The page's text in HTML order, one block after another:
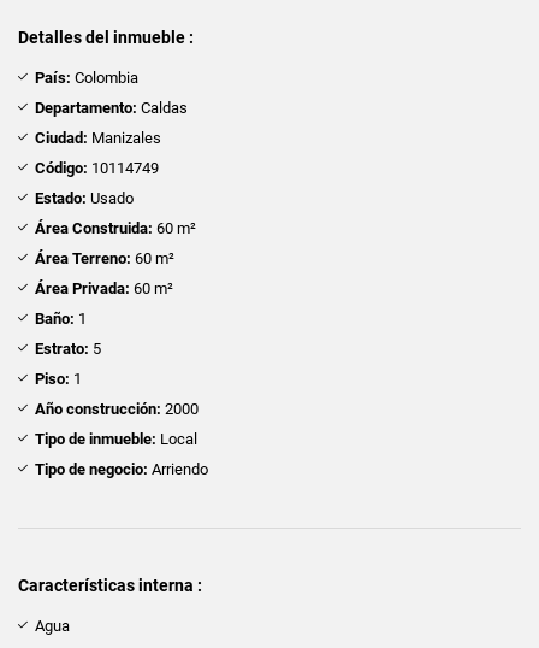
Detalles del inmueble :
País: Colombia
Departamento: Caldas
Ciudad: Manizales
Código: 10114749
Estado: Usado
Área Construida: 60 m²
Área Terreno: 60 m²
Área Privada: 60 m²
Baño: 1
Estrato: 5
Piso: 1
Año construcción: 2000
Tipo de inmueble: Local
Tipo de negocio: Arriendo
Características interna :
Agua